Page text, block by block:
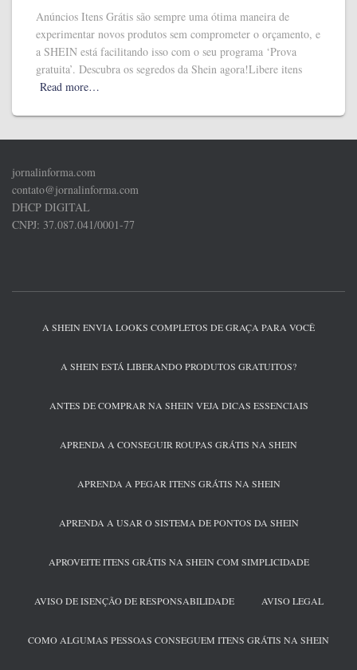
Anúncios Itens Grátis são sempre uma ótima maneira de
experimentar novos produtos sem comprometer o orçamento, e
a SHEIN está facilitando isso com o seu programa ‘Prova
gratuita’. Descubra os segredos da Shein agora!Libere itens
Read more…
jornalinforma.com
contato@jornalinforma.com
DHCP DIGITAL
CNPJ: 37.087.041/0001-77
A SHEIN ENVIA LOOKS COMPLETOS DE GRAÇA PARA VOCÊ
A SHEIN ESTÁ LIBERANDO PRODUTOS GRATUITOS?
ANTES DE COMPRAR NA SHEIN VEJA DICAS ESSENCIAIS
APRENDA A CONSEGUIR ROUPAS GRÁTIS NA SHEIN
APRENDA A PEGAR ITENS GRÁTIS NA SHEIN
APRENDA A USAR O SISTEMA DE PONTOS DA SHEIN
APROVEITE ITENS GRÁTIS NA SHEIN COM SIMPLICIDADE
AVISO DE ISENÇÃO DE RESPONSABILIDADE AVISO LEGAL
COMO ALGUMAS PESSOAS CONSEGUEM ITENS GRÁTIS NA SHEIN